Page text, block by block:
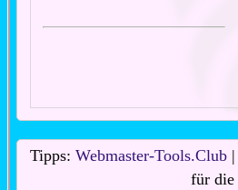
Tipps: Webmaster-Tools.Club|
für die